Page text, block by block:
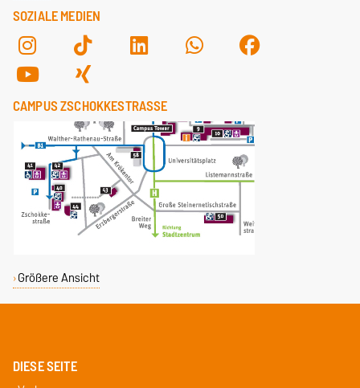
SOZIALE MEDIEN
CAMPUS ZSCHOKKESTRASSE
Größere Ansicht
DIESE SEITE